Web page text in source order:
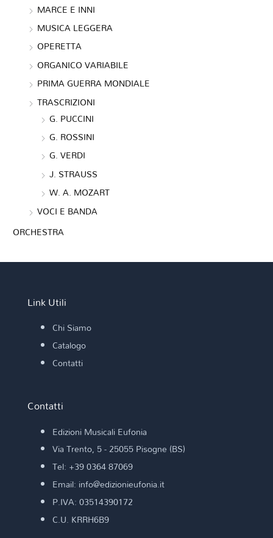
MARCE E INNI
MUSICA LEGGERA
OPERETTA
ORGANICO VARIABILE
PRIMA GUERRA MONDIALE
TRASCRIZIONI
G. PUCCINI
G. ROSSINI
G. VERDI
J. STRAUSS
W. A. MOZART
VOCI E BANDA
ORCHESTRA
Link Utili
Chi Siamo
Catalogo
Contatti
Contatti
Edizioni Musicali Eufonia
Via Trento, 5 - 25055 Pisogne (BS)
Tel: +39 0364 87069
Email: info@edizionieufonia.it
P.IVA: 03514390172
C.U. KRRH6B9